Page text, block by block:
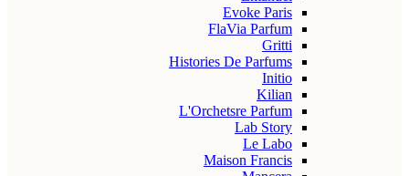
Evoke Paris
FlaVia Parfum
Gritti
Histories De Parfums
Initio
Kilian
L'Orchetsre Parfum
Lab Story
Le Labo
Maison Francis